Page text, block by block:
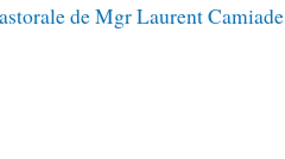
de Mgr Laurent Camiade